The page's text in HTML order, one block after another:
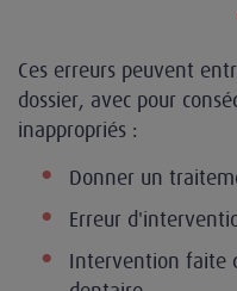
Ces erreurs peuvent
dossier, avec pour
inappropriés :
Donner un
Erreur
Intervention faite